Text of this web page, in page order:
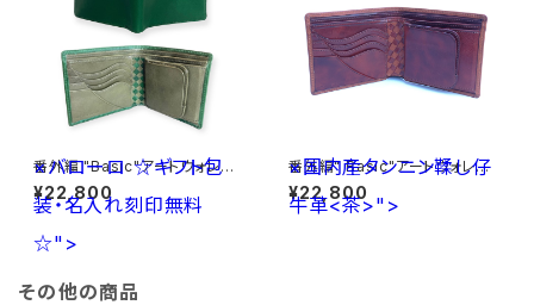
×バローロ☆ギフト包
装・名入れ刻印無料
☆">
番外編 "Basic"アートウォレット
ブッテーロ<GREEN>×バロー
ロ<Olive Green> ☆ギフト包
装・名入れ刻印無料☆
¥22,800
×国内産タンニン鞣し仔
牛革<茶>">
番外編" Basic"アートウォレット
イタリア産オイルヌメ<薄茶>×
国内産タンニン鞣し仔牛革<茶>
¥22,800
その他の商品